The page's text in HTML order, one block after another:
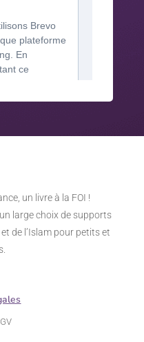
un livre à la FOI !
large choix de supports
de l’Islam pour petits et